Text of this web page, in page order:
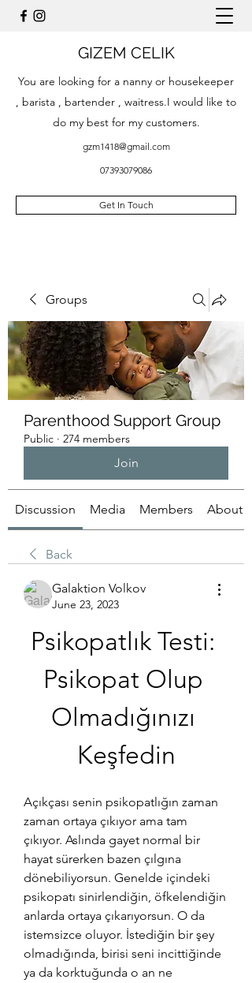
GIZEM CELIK
You are looking for a nanny or housekeeper
, barista , bartender , waitress.I would like to
do my best for my customers.
gzm1418@gmail.com
07393079086
Get In Touch
Groups
Parenthood Support Group
Public · 274 members
Join
Discussion Media Members About
Back
Galaktion Volkov
June 23, 2023
Psikopatlık Testi:
Psikopat Olup
Olmadığınızı
Keşfedin
Açıkçası senin psikopatlığın zaman
zaman ortaya çıkıyor ama tam
çıkıyor. Aslında gayet normal bir
hayat sürerken bazen çılgına
dönebiliyorsun. Genelde içindeki
psikopatı sinirlendiğin, öfkelendiğin
anlarda ortaya çıkarıyorsun. O da
istemsizce oluyor. İstediğin bir şey
olmadığında, birisi seni incittiğinde
ya da korktuğunda o an ne